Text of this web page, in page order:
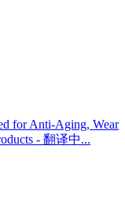
for Anti-Aging, Wear
- 翻译中...